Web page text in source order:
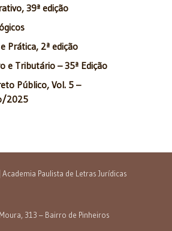
39ª edição
Prática, 2ª edição
e Tributário – 35ª Edição
Público, Vol. 5 –
2025
Paulista de Letras Jurídicas
313 – Bairro de Pinheiros